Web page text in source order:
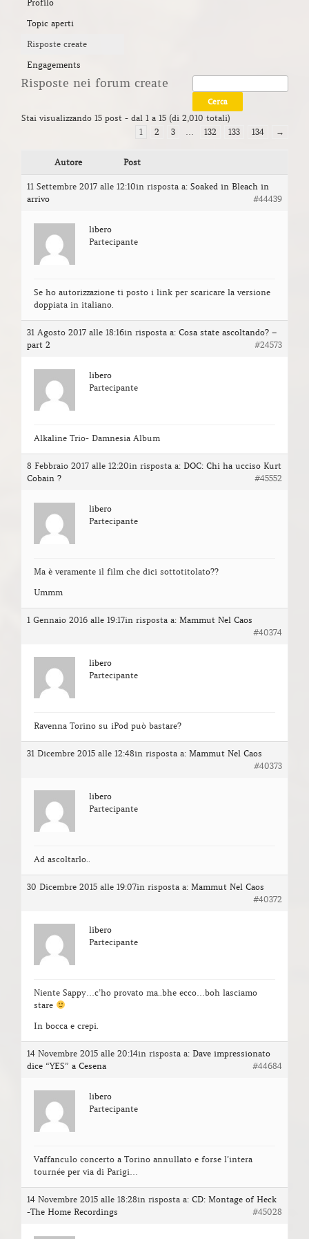
Profilo
Topic aperti
Risposte create
Engagements
Risposte nei forum create
Stai visualizzando 15 post - dal 1 a 15 (di 2,010 totali)
1
2 3 132 133 134 →
Autore Post
11 Settembre 2017 alle 12:10in risposta a: Soaked in Bleach in
arrivo
#44439
libero
Partecipante
Se ho autorizzazione ti posto i link per scaricare la versione
doppiata in italiano.
31 Agosto 2017 alle 18:16in risposta a: Cosa state ascoltando? –
part 2
#24573
libero
Partecipante
Alkaline Trio- Damnesia Album
8 Febbraio 2017 alle 12:20in risposta a: DOC: Chi ha ucciso Kurt
Cobain ?
#45552
libero
Partecipante
Ma è veramente il film che dici sottotitolato??
Ummm
1 Gennaio 2016 alle 19:17in risposta a: Mammut Nel Caos
#40374
libero
Partecipante
Ravenna Torino su iPod può bastare?
31 Dicembre 2015 alle 12:48in risposta a: Mammut Nel Caos
#40373
libero
Partecipante
Ad ascoltarlo..
30 Dicembre 2015 alle 19:07in risposta a: Mammut Nel Caos
#40372
libero
Partecipante
Niente Sappy…c’ho provato ma..bhe ecco…boh lasciamo
stare
In bocca e crepi.
14 Novembre 2015 alle 20:14in risposta a: Dave impressionato
dice “YES” a Cesena
#44684
libero
Partecipante
Vaffanculo concerto a Torino annullato e forse l’intera
tournée per via di Parigi…
14 Novembre 2015 alle 18:28in risposta a: CD: Montage of Heck
-The Home Recordings
#45028